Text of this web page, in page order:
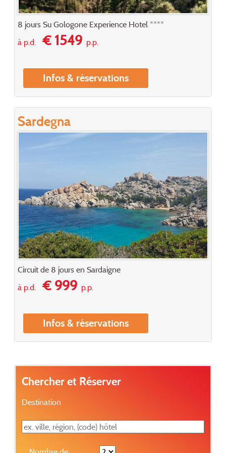
8 jours Su Gologone Experience Hotel ****
à p.d.€ 1549p.p.
Infos & réservations
Sardegna
Circuit de 8 jours en Sardaigne
à p.d.€ 999p.p.
Infos & réservations
Chercher et Réserver
Destination